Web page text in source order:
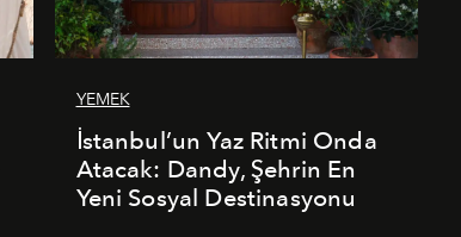
YEMEK
İstanbul’un Yaz Ritmi Onda
Atacak: Dandy, Şehrin En
Yeni Sosyal Destinasyonu